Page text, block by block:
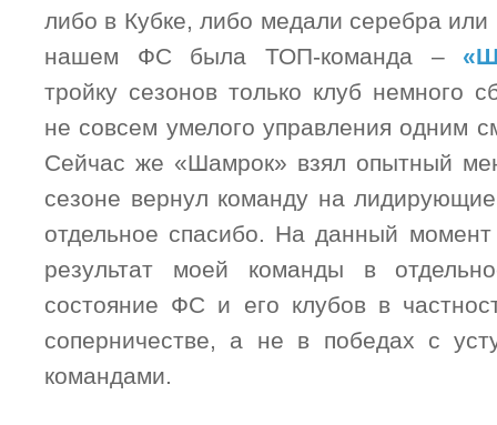
либо в Кубке, либо медали серебра
нашем ФС была ТОП-команда –
тройку сезонов только клуб немного
не совсем умелого управления одним
Сейчас же «Шамрок» взял опытный
сезоне вернул команду на
отдельное спасибо. На данный
результат моей команды в
состояние ФС и его клубов в
соперничестве, а не в победах с
командами.